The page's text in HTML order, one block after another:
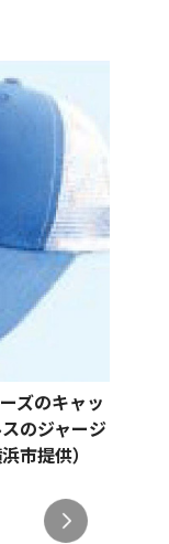
ズのキャッ
のジャージ
市提供）